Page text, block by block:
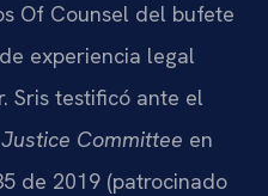
Of Counsel del bufete
experiencia legal
Sris testificó ante el
Committee en
de 2019 (patrocinado